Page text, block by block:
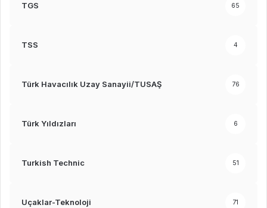
TGS 65
TSS 4
Türk Havacılık Uzay Sanayii/TUSAŞ 76
Türk Yıldızları 6
Turkish Technic 51
Uçaklar-Teknoloji 71